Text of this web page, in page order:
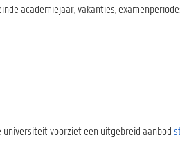
academiejaar, vakanties,
voorziet een uitgebreid aanbod